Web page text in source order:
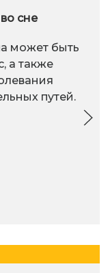
сне
может быть
а также
путей.